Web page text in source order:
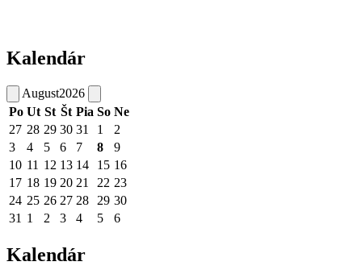
Kalendár
August2026
Po Ut St Št Pia So Ne
27 28 29 30 31 1
2
3
4 5 6 7 8
9
10 11 12 13 14 15 16
17 18 19 20 21 22 23
24 25 26 27 28 29 30
31 1 2 3 4 5 6
Kalendár